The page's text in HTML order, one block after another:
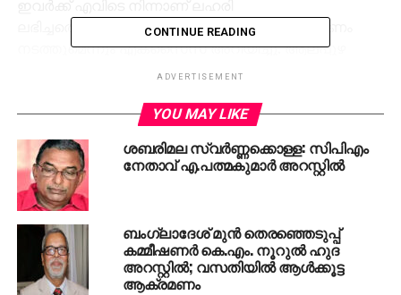
ലഭിച്ചതെന്നതിനെക്കുറിച്ച് വിശദമായ അന്വേഷണം
നടത്തുമെന്നും എക്‌സൈസ് അറിയിച്ചു.’ആലപ്പുഴ
ജിംഖാന’യാണ് ഖാലിദ് റഹ്മാന്‍റെ അവസാന സിനിമ.
തുടങ്ങിയ ഹിറ്റ് സിനിമകളും ഖാലിദ് റഹ്മാൻ സംവിധാനം
ശ്രദ്ധേയമായ വേഷവും ഖാലിദ് റഹ്മാൻ ചെയ്തിട്ടുണ്ട്.
‘തമാശ’,’ഭീമന്റെ വഴി’ തുടങ്ങിയ സംവിധായകനാണ്
അഷ്‌റഫ് ഹംസ.തല്ലുമാല എന്ന ഹിറ്റ് സിനിമയുടെ
സഹരചിയതാവ് കൂടിയാണ് അഷ്റഫ് ഹംസ.
RELATED TOPICS: ARREST ASHRAF HAMZA
DRUGS
KHALIDH RAHMAN
NEWS
CONTINUE READING
ADVERTISEMENT
YOU MAY LIKE
ശബരിമല സ്വര്‍ണ്ണക്കൊള്ള: സിപിഎം
നേതാവ് എ.പത്മകുമാര്‍ അറസ്റ്റില്‍
ബംഗ്ലാദേശ് മുന്‍ തെരഞ്ഞെടുപ്പ്
കമ്മീഷണര്‍ കെ.എം. നൂറുല്‍ ഹുദ
അറസ്റ്റില്‍; വസതിയില്‍ ആള്‍ക്കൂട്ട
ആക്രമണം